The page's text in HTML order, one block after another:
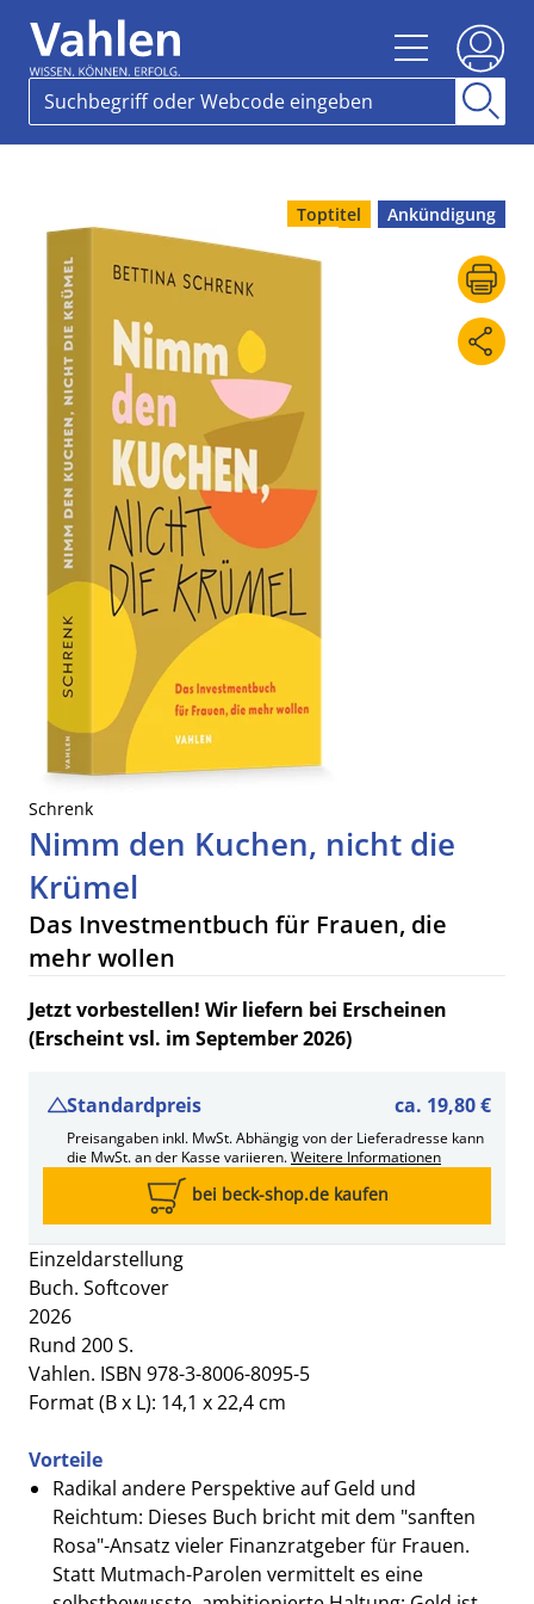
Toptitel Ankündigung
Schrenk
Nimm den Kuchen, nicht die
Krümel
Das Investmentbuch für Frauen, die
mehr wollen
Einzeldarstellung
Buch. Softcover
2026
Rund 200 S.
Vahlen. ISBN 978-3-8006-8095-5
Format (B x L): 14,1 x 22,4 cm
Vorteile
Radikal andere Perspektive auf Geld und
Reichtum: Dieses Buch bricht mit dem "sanften
Rosa"-Ansatz vieler Finanzratgeber für Frauen.
Statt Mutmach-Parolen vermittelt es eine
Jetzt vorbestellen! Wir liefern bei Erscheinen
(Erscheint vsl. im September 2026)
Standardpreis ca. 19,80 €
Preisangaben inkl. MwSt. Abhängig von der Lieferadresse kann
die MwSt. an der Kasse variieren.Weitere Informationen
bei beck-shop.de kaufen